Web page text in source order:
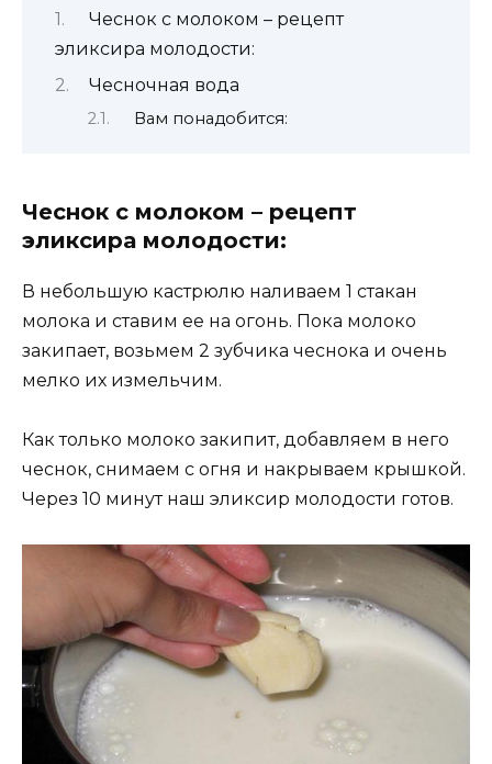
Чеснок с молоком – рецепт
эликсира молодости:
Чесночная вода
Вам понадобится:
Чеснок с молоком – рецепт
эликсира молодости:
В небольшую кастрюлю наливаем 1 стакан
молока и ставим ее на огонь. Пока молоко
закипает, возьмем 2 зубчика чеснока и очень
мелко их измельчим.
Как только молоко закипит, добавляем в него
чеснок, снимаем с огня и накрываем крышкой.
Через 10 минут наш эликсир молодости готов.